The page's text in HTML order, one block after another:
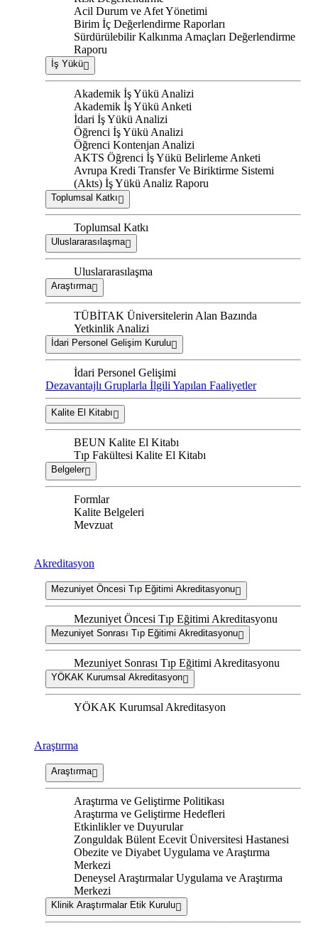
Acil Durum ve Afet Yönetimi
Birim İç Değerlendirme Raporları
Sürdürülebilir Kalkınma Amaçları Değerlendirme
Raporu
İş Yükü
Akademik İş Yükü Analizi
Akademik İş Yükü Anketi
İdari İş Yükü Analizi
Öğrenci İş Yükü Analizi
Öğrenci Kontenjan Analizi
AKTS Öğrenci İş Yükü Belirleme Anketi
Avrupa Kredi Transfer Ve Biriktirme Sistemi
(Akts) İş Yükü Analiz Raporu
Toplumsal Katkı
Toplumsal Katkı
Uluslararasılaşma
Uluslararasılaşma
Araştırma
TÜBİTAK Üniversitelerin Alan Bazında
Yetkinlik Analizi
İdari Personel Gelişim Kurulu
İdari Personel Gelişimi
Dezavantajlı Gruplarla İlgili Yapılan Faaliyetler
Kalite El Kitabı
BEUN Kalite El Kitabı
Tıp Fakültesi Kalite El Kitabı
Belgeler
Formlar
Kalite Belgeleri
Mevzuat
Akreditasyon
Mezuniyet Öncesi Tıp Eğitimi Akreditasyonu
Mezuniyet Öncesi Tıp Eğitimi Akreditasyonu
Mezuniyet Sonrası Tıp Eğitimi Akreditasyonu
Mezuniyet Sonrası Tıp Eğitimi Akreditasyonu
YÖKAK Kurumsal Akreditasyon
YÖKAK Kurumsal Akreditasyon
Araştırma
Araştırma
Araştırma ve Geliştirme Politikası
Araştırma ve Geliştirme Hedefleri
Etkinlikler ve Duyurular
Zonguldak Bülent Ecevit Üniversitesi Hastanesi
Obezite ve Diyabet Uygulama ve Araştırma
Merkezi
Deneysel Araştırmalar Uygulama ve Araştırma
Merkezi
Klinik Araştırmalar Etik Kurulu